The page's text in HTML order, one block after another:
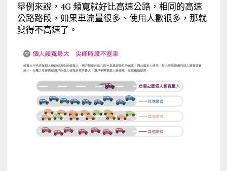
舉例來說，4G 頻寬就好比高速公路，相同的高速
公路路段，如果車流量很多、使用人數很多，那就
變得不高速了。